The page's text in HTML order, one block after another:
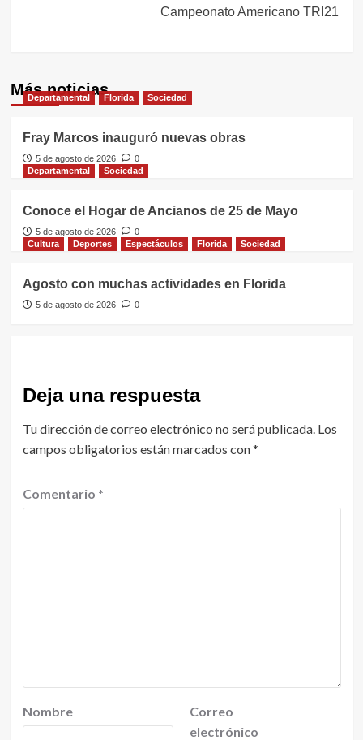
Campeonato Americano TRI21
Más noticias
Departamental Florida Sociedad
Fray Marcos inauguró nuevas obras
5 de agosto de 2026
0
Departamental
Sociedad
Conoce el Hogar de Ancianos de 25 de Mayo
5 de agosto de 2026
0
Cultura
Deportes Espectáculos Florida Sociedad
Agosto con muchas actividades en Florida
5 de agosto de 2026 0
Deja una respuesta
Tu dirección de correo electrónico no será publicada. Los
campos obligatorios están marcados con*
Comentario *
Nombre
Correo
electrónico